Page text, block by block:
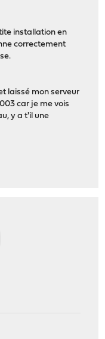
installation en
correctement
laissé mon serveur
car je me vois
y a t'il une